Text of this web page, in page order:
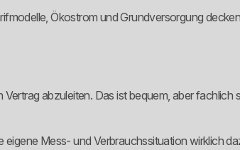
Ökostrom und Grundversorgung
abzuleiten. Das ist bequem, aber
Mess- und Verbrauchssituation wirklich